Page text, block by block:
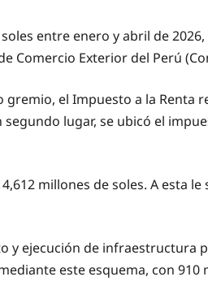
entre enero y abril de
Comercio Exterior del Perú
el Impuesto a la Renta
lugar, se ubicó el
millones de soles. A esta
y ejecución de infraestructura
este esquema, con 910